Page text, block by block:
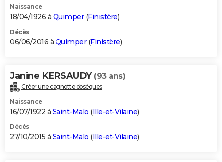
Naissance
18/04/1926 à Quimper(Finistère)
Décès
06/06/2016 à Quimper(Finistère)
Janine KERSAUDY (93 ans)
Créer une cagnotte obsèques
Naissance
16/07/1922 à Saint-Malo (Ille-et-Vilaine)
Décès
27/10/2015 à Saint-Malo (Ille-et-Vilaine)